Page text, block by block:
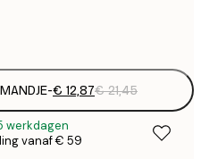
-€ 12,87€ 21,45
werkdagen
vanaf € 59